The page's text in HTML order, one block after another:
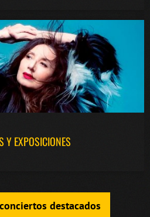
Y EXPOSICIONES
destacados